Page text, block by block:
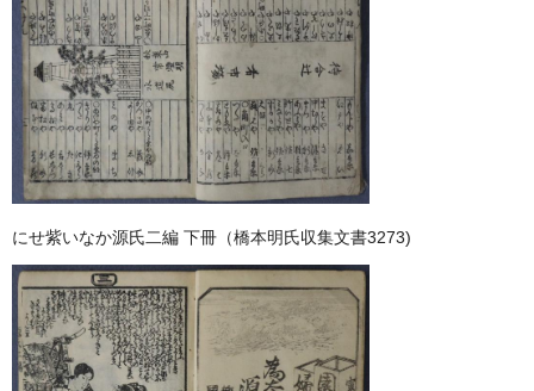
にせ紫いなか源氏二編 下冊（橋本明氏収集文書3273)